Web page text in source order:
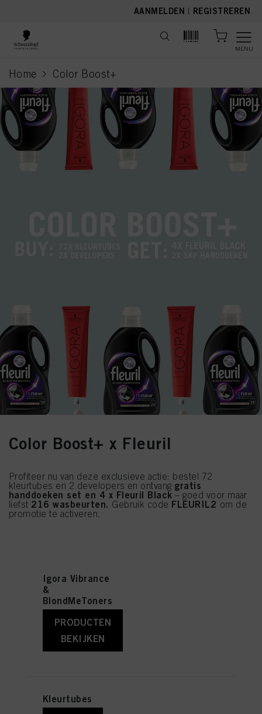
AANMELDEN | REGISTREREN
MENU
Home Color Boost+
current page
Color Boost+ x Fleuril
Profiteer nu van deze exclusieve actie: bestel 72
kleurtubes en 2 developers en ontvang gratis
handdoeken set en 4 x Fleuril Black – goed voor maar
liefst 216 wasbeurten. Gebruik code FLEURIL2 om de
promotie te activeren.
Igora Vibrance
&
BlondMeToners
PRODUCTEN
BEKIJKEN
Kleurtubes